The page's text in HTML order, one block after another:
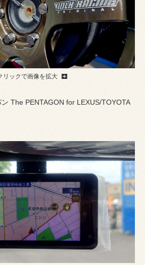
リックで画像を拡大
The PENTAGON for LEXUS/TOYOTA